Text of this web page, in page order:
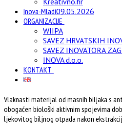
Inova-Mladi09.05.2026
ORGANIZACIJE
WIIPA
SAVEZ HRVATSKIH
SAVEZ INOVATORA
INOVA d.o.o.
KONTAKT
Vlaknasti materijal od masnih biljaka s
obogaćen biološki aktivnim spojevima
ljekovitog biljnog otpada nakon